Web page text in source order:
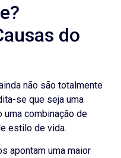
do
não são totalmente
se que seja uma
combinação de
estilo de vida.
apontam uma maior